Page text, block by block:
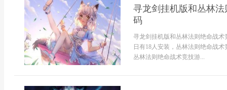
寻龙剑挂机版和丛林
码
寻龙剑挂机版和丛林法则绝命战
日有18人安装，丛林法则绝命战
丛林法则绝命战术竞技游...